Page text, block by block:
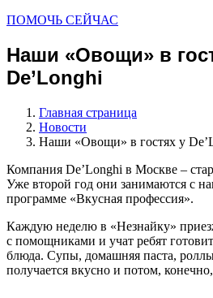
ПОМОЧЬ СЕЙЧАС
Наши «Овощи» в
De’Longhi
Главная страница
Новости
Наши «Овощи» в гостях у
Компания De’Longhi в Москве –
Уже второй год они занимаются с
программе «Вкусная профессия».
Каждую неделю в «Незнайку»
с помощниками и учат ребят
блюда. Супы, домашняя паста,
получается вкусно и потом,